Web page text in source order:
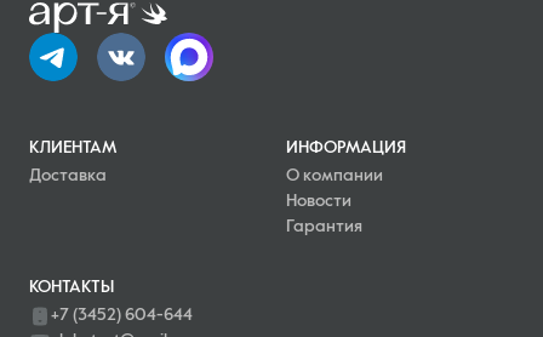
КЛИЕНТАМ
Доставка
ИНФОРМАЦИЯ
О компании
Новости
Гарантия
КОНТАКТЫ
+7 (3452) 604-644